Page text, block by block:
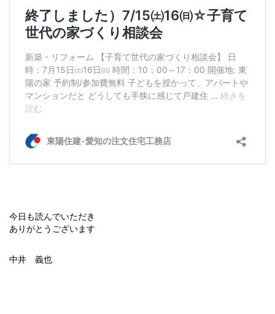
今日も読んでいただき
ありがとうございます
中井 義也